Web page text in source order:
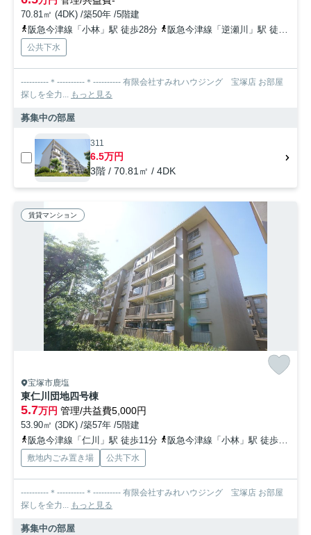
70.81㎡ (4DK) /築50年 /5階建
阪急今津線「小林」駅 徒歩28分
阪急今津線「逆瀬川」駅 徒歩25分
公共下水
----------＊----------＊---------- 有限会社すみれハウジング 宝塚店 お部屋
探しを全力... もっと見る
募集中の部屋
311
6.5万円
3階 / 70.81㎡ / 4DK
賃貸マンション
宝塚市鹿塩
東仁川団地四号棟
5.7万円 管理/共益費5,000円
53.90㎡ (3DK) /築57年 /5階建
阪急今津線「仁川」駅 徒歩11分
阪急今津線「小林」駅 徒歩12分
敷地内ごみ置き場 公共下水
----------＊----------＊---------- 有限会社すみれハウジング 宝塚店 お部屋
探しを全力... もっと見る
募集中の部屋